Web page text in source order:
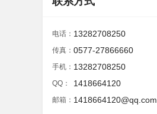
电话： 13282708250
传真： 0577-27866660
手机： 13282708250
QQ： 1418664120
邮箱： 1418664120@qq.com